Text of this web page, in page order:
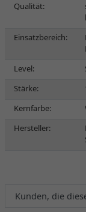
Qualität:
Einsatzbereich:
Level:
Stärke:
Kernfarbe:
Hersteller:
Kunden, die